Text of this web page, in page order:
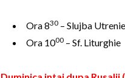
Ora 830 – Slujba
Ora 1000 – Sf. Liturghie